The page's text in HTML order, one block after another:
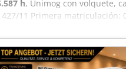
h, Unimog con volquete,
427/11 Primera matriculación:
117608 km según contador,
Tamaño de los
Distancia entre ejes: 3300 mm,
4400 kg, carga en el